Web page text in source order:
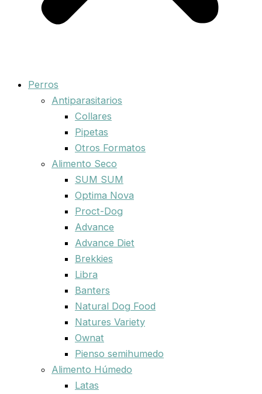
Perros
Antiparasitarios
Collares
Pipetas
Otros Formatos
Alimento Seco
SUM SUM
Optima Nova
Proct-Dog
Advance
Advance Diet
Brekkies
Libra
Banters
Natural Dog Food
Natures Variety
Ownat
Pienso semihumedo
Alimento Húmedo
Latas